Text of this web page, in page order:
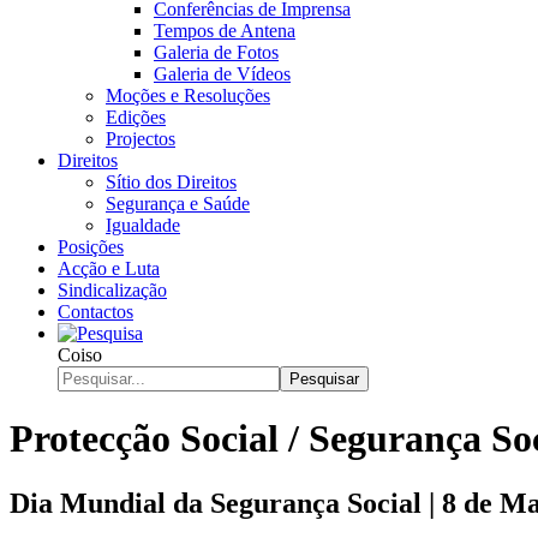
Conferências de Imprensa
Tempos de Antena
Galeria de Fotos
Galeria de Vídeos
Moções e Resoluções
Edições
Projectos
Direitos
Sítio dos Direitos
Segurança e Saúde
Igualdade
Posições
Acção e Luta
Sindicalização
Contactos
Coiso
Pesquisar
Protecção Social / Segurança
Dia Mundial da Segurança Social | 8 de